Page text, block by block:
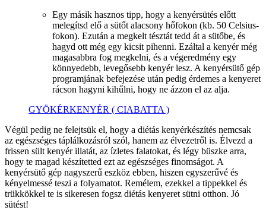
Egy másik hasznos tipp, hogy a kenyérsütés előtt
melegítsd elő a sütőt alacsony hőfokon (kb. 50 Celsius-
fokon). Ezután a megkelt tésztát tedd át a sütőbe, és
hagyd ott még egy kicsit pihenni. Ezáltal a kenyér még
magasabbra fog megkelni, és a végeredmény egy
könnyedebb, levegősebb kenyér lesz. A kenyérsütő gép
programjának befejezése után pedig érdemes a kenyeret
rácson hagyni kihűlni, hogy ne ázzon el az alja.
GYÖKÉRKENYÉR ( CIABATTA )
Végül pedig ne felejtsük el, hogy a diétás kenyérkészítés nemcsak
az egészséges táplálkozásról szól, hanem az élvezetről is. Élvezd a
frissen sült kenyér illatát, az ízletes falatokat, és légy büszke arra,
hogy te magad készítetted ezt az egészséges finomságot. A
kenyérsütő gép nagyszerű eszköz ebben, hiszen egyszerűvé és
kényelmessé teszi a folyamatot. Remélem, ezekkel a tippekkel és
trükkökkel te is sikeresen fogsz diétás kenyeret sütni otthon. Jó
sütést!